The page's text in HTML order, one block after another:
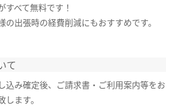
すべて無料です！
の出張時の経費削減にもおすすめです。
て
込み確定後、ご請求書・ご利用案内等をお
します。